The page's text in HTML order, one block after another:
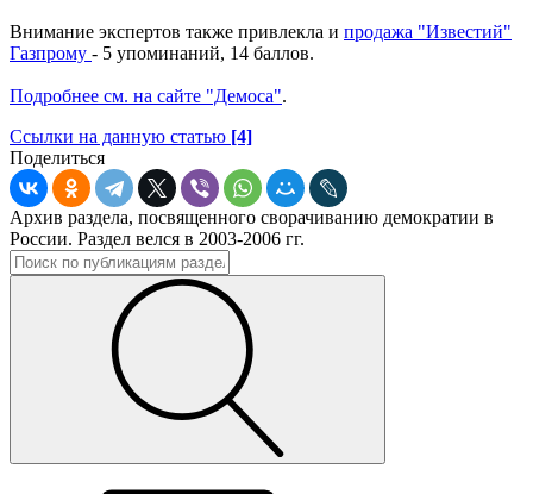
Внимание экспертов также привлекла и продажа "Известий"
Газпрому - 5 упоминаний, 14 баллов.
Подробнее см. на сайте "Демоса".
Ссылки на данную статью [4]
Поделиться
Архив раздела, посвященного сворачиванию демократии в
России. Раздел велся в 2003-2006 гг.